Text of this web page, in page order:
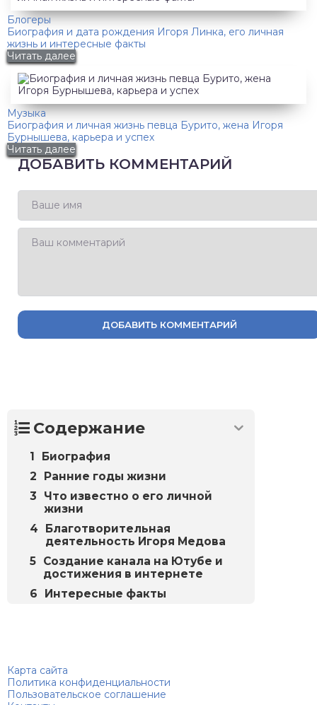
Блогеры
Биография и дата рождения Игоря Линка, его личная
жизнь и интересные факты
Читать далее
Музыка
Биография и личная жизнь певца Бурито, жена Игоря
Бурнышева, карьера и успех
Читать далее
ДОБАВИТЬ КОММЕНТАРИЙ
ДОБАВИТЬ КОММЕНТАРИЙ
Содержание
Биография
Ранние годы жизни
Что известно о его личной
жизни
Благотворительная
деятельность Игоря Медова
Создание канала на Ютубе и
достижения в интернете
Интересные факты
Карта сайта
Политика конфиденциальности
Пользовательское соглашение